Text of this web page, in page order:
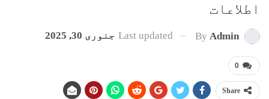
اطلاعات
By Admin
Last updated جنوری 30, 2025
0
Share